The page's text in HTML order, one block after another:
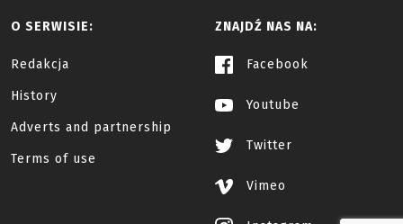
O SERWISIE:
Redakcja
History
Adverts and partnership
Terms of use
ZNAJDŹ NAS NA:
Facebook
Youtube
Twitter
Vimeo